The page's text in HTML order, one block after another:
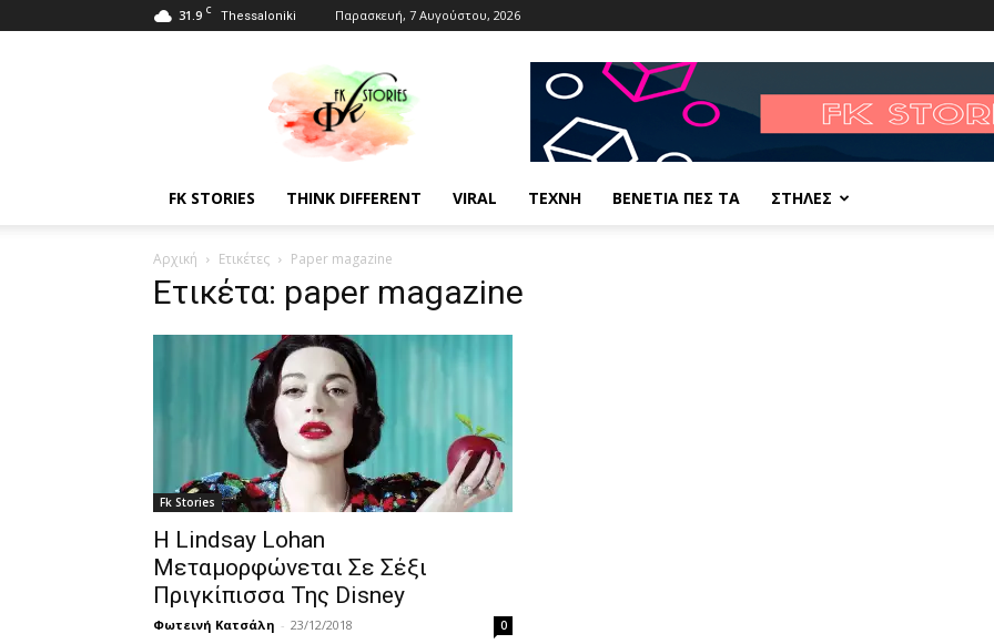
31.9 C Thessaloniki Παρασκευή, 7 Αυγούστου, 2026
Fkstories
FK STORIES THINK DIFFERENT VIRAL ΤΕΧΝΗ ΒΕΝΕΤΙΑ ΠΕΣ ΤΑ ΣΤΗΛΕΣ
Αρχική Ετικέτες Paper magazine
Ετικέτα: paper magazine
Fk Stories
Η Lindsay Lohan
Μεταμορφώνεται Σε Σέξι
Πριγκίπισσα Της Disney
Φωτεινή Κατσάλη - 23/12/2018 0